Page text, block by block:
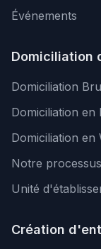
Événements
Domiciliation
Domiciliation
Domiciliation en
Domiciliation en
Notre processus
Unité
Création